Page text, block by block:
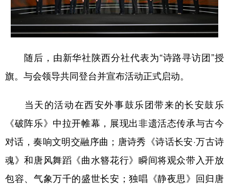
随后，由新华社陕西分社代表为“诗路寻访团”授
旗。与会领导共同登台并宣布活动正式启动。
当天的活动在西安外事鼓乐团带来的长安鼓乐
《破阵乐》中拉开帷幕，展现出非遗活态传承与古今
对话，奏响文明交融序曲；唐诗秀《诗话长安·万古诗
魂》和唐风舞蹈《曲水簪花行》瞬间将观众带入开放
包容、气象万千的盛世长安；独唱《静夜思》回归唐